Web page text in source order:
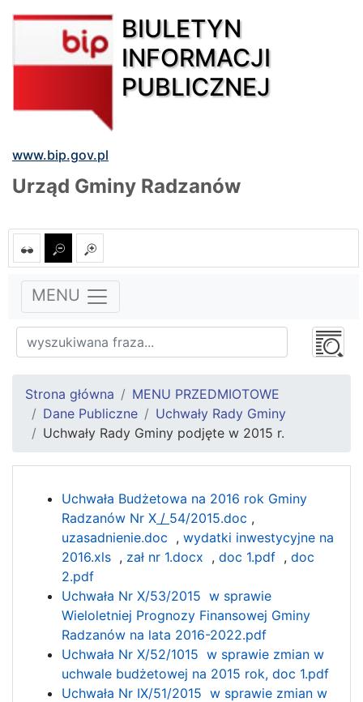
BIULETYN
INFORMACJI
PUBLICZNEJ
www.bip.gov.pl
Urząd Gminy Radzanów
MENU
Strona główna
MENU PRZEDMIOTOWE
Dane Publiczne
Uchwały Rady Gminy
Uchwały Rady Gminy podjęte w 2015 r.
Uchwała Budżetowa na 2016 rok Gminy
Radzanów Nr X / 54/2015.doc ,
uzasadnienie.doc , wydatki inwestycyjne na
2016.xls , zał nr 1.docx , doc 1.pdf , doc
2.pdf
Uchwała Nr X/53/2015 w sprawie
Wieloletniej Prognozy Finansowej Gminy
Radzanów na lata 2016-2022.pdf
Uchwała Nr X/52/1015 w sprawie zmian w
uchwale budżetowej na 2015 rok, doc 1.pdf
Uchwała Nr IX/51/2015 w sprawie zmian w